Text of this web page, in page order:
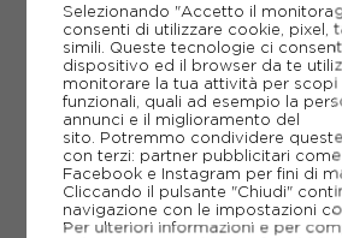
PIÙ INFORMAZIONI
SCHEDA TECNICA
GUIDA ALLE TAGLIE
DOMANDE FREQUENTI
Selezionando "Accetto il
consenti di utilizzare cookie, pixel,
simili. Queste tecnologie ci
dispositivo ed il browser da te
monitorare la tua attività per scopi
funzionali, quali ad esempio la
annunci e il miglioramento del
sito. Potremmo condividere
con terzi: partner pubblicitari
Facebook e Instagram per fini di
Cliccando il pulsante "Chiudi"
navigazione con le impostazioni
Per ulteriori informazioni e per